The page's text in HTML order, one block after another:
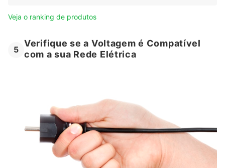
Veja o ranking de produtos
5
Verifique se a Voltagem é Compatível
com a sua Rede Elétrica